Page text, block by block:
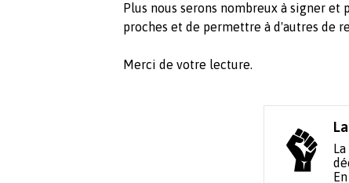
Plus nous serons nombreux à signer et
proches et de permettre à d'autres de
Merci de votre lecture.